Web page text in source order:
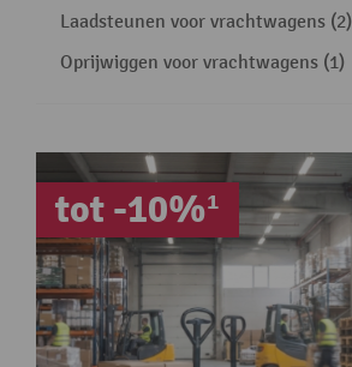
Laadsteunen voor vrachtwagens (2)
Oprijwiggen voor vrachtwagens (1)
tot -10%¹